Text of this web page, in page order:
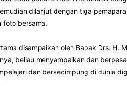
dilanjut dengan tiga
foto bersama.
disampaikan oleh Bapak Drs. H.
beliau menyampaikan dan
dan berkecimpung di dunia